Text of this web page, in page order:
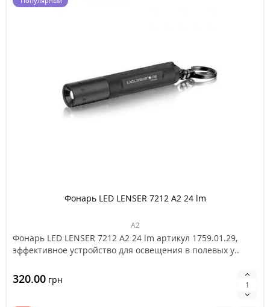
Фонарь LED LENSER 7212 A2 24 lm
A2
Фонарь LED LENSER 7212 A2 24 lm артикул 1759.01.29,
эффективное устройство для освещения в полевых у..
320.00 грн